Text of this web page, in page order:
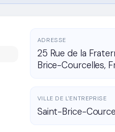
ADRESSE
25 Rue de la
Brice-Courcelles,
VILLE DE L'ENTREPRISE
Saint-Brice-